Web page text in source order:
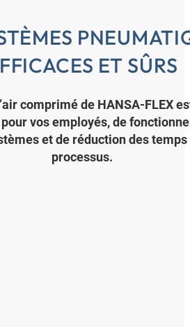
ET SÛRS
comprimé de HANSA-FLEX
vos employés, de
et de réduction des temps
processus.